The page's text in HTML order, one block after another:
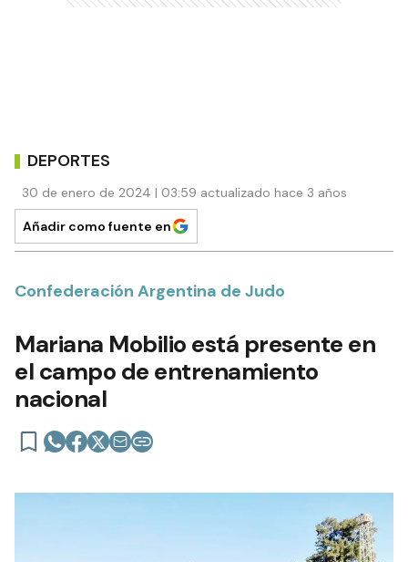
DEPORTES
30 de enero de 2024 | 03:59 actualizado hace 3 años
Añadir como fuente en
Confederación Argentina de Judo
Mariana Mobilio está presente en
el campo de entrenamiento
nacional